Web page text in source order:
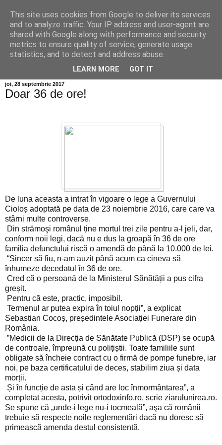
Info MILEANCA
BINE AȚI VENIT! *Jurnal online de informație și opinie;
Miercuri 05 August, 2026
joi, 28 septembrie 2017
Doar 36 de ore!
De luna aceasta a intrat în vigoare o lege a Guvernului
Cioloș adoptată pe data de 23 noiembrie 2016, care care va
stârni multe controverse.
Din strămoşi românul ține mortul trei zile pentru a-l jeli, dar,
conform noii legi, dacă nu e dus la groapă în 36 de ore
familia defunctului riscă o amendă de până la 10.000 de lei.
“Sincer să fiu, n-am auzit până acum ca cineva să
înhumeze decedatul în 36 de ore.
Cred că o persoană de la Ministerul Sănătății a pus cifra
greșit.
Pentru că este, practic, imposibil.
Termenul ar putea expira în toiul nopții”, a explicat
Sebastian Cocoș, președintele Asociației Funerare din
România.
”Medicii de la Direcția de Sănătate Publică (DSP) se ocupă
de controale, împreună cu polițiștii. Toate familiile sunt
obligate să încheie contract cu o firmă de pompe funebre, iar
noi, pe baza certificatului de deces, stabilim ziua și data
morții.
Și în funcție de asta și când are loc înmormântarea”, a
completat acesta, potrivit ortodoxinfo.ro, scrie ziarulunirea.ro.
Se spune că „unde-i lege nu-i tocmeală”, aşa că românii
trebuie să respecte noile reglementări dacă nu doresc să
primească amenda destul consistentă.
This site uses cookies from Google to deliver its services
and to analyze traffic. Your IP address and user-agent are
shared with Google along with performance and security
metrics to ensure quality of service, generate usage
statistics, and to detect and address abuse.
LEARN MORE GOT IT